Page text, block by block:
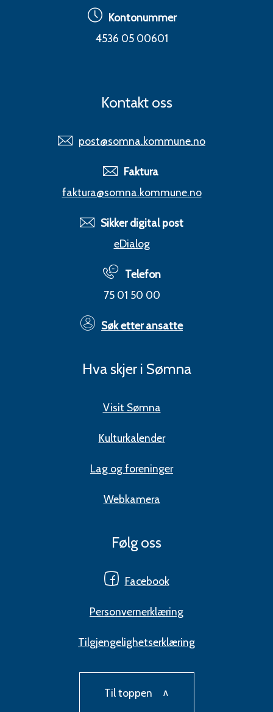
Kontonummer
4536 05 00601
Kontakt oss
post@somna.kommune.no
Faktura
faktura@somna.kommune.no
Sikker digital post
eDialog
Telefon
75 01 50 00
Søk etter ansatte
Hva skjer i Sømna
Visit Sømna
Kulturkalender
Lag og foreninger
Webkamera
Følg oss
Facebook
Personvernerklæring
Tilgjengelighetserklæring
Til toppen